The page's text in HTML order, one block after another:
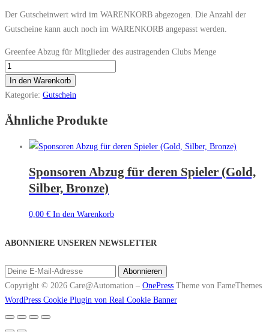
Der Gutscheinwert wird im WARENKORB abgezogen. Die Anzahl der
Gutscheine kann auch noch im WARENKORB angepasst werden.
Greenfee Abzug für Mitglieder des austragenden Clubs Menge
In den Warenkorb
Kategorie: Gutschein
Ähnliche Produkte
Sponsoren Abzug für deren Spieler (Gold,
Silber, Bronze)
0,00 € In den Warenkorb
ABONNIERE UNSEREN NEWSLETTER
Copyright © 2026 Care@Automation – OnePress Theme von FameThemes
WordPress Cookie Plugin von Real Cookie Banner